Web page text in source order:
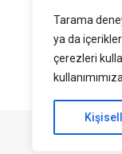
Tarama
ya da
çerezleri
Tüm